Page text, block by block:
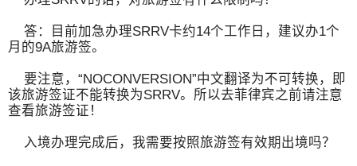
答：目前加急办理SRRV卡约14个工作日，建议办1个
月的9A旅游签。
要注意，“NOCONVERSION”中文翻译为不可转换，即
该旅游签证不能转换为SRRV。所以去菲律宾之前请注意
查看旅游签证！
入境办理完成后，我需要按照旅游签有效期出境吗？